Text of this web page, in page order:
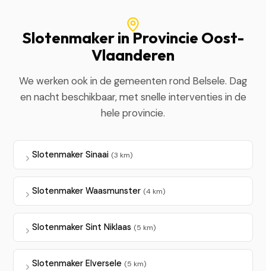
Slotenmaker in Provincie Oost-
Vlaanderen
We werken ook in de gemeenten rond Belsele. Dag
en nacht beschikbaar, met snelle interventies in de
hele provincie.
Slotenmaker Sinaai (3 km)
Slotenmaker Waasmunster (4 km)
Slotenmaker Sint Niklaas (5 km)
Slotenmaker Elversele (5 km)